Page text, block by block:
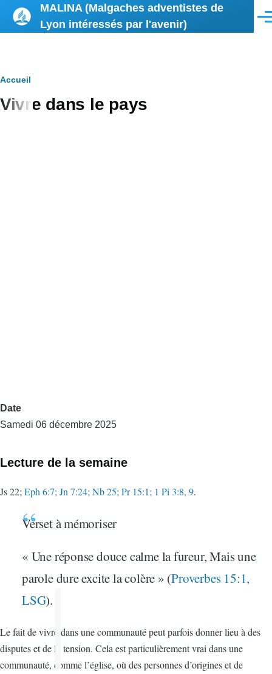
Aller au contenu principal
MALINA (Malgaches adventistes de
Lyon intéressés par l'avenir)
Fil
d'Ariane
Accueil
Vivre dans le pays
Date
Samedi 06 décembre 2025
Lecture de la semaine
Js 22; Eph 6:7; Jn 7:24; Nb 25; Pr 15:1; 1 Pi 3:8, 9.
Verset à mémoriser
« Une réponse douce calme la fureur, Mais une
parole dure excite la colère » (Proverbes 15:1,
LSG).
Le fait de vivre dans une communauté peut parfois donner lieu à des
disputes et de la tension. Cela est particulièrement vrai dans une
communauté, comme l’église, où des personnes d’origines et de